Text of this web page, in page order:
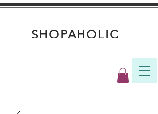
SHOPAHOLIC